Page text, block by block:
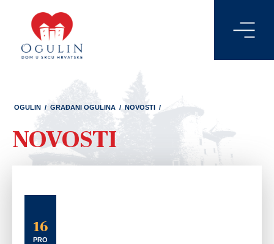
OGULIN / GRAĐANI OGULINA / NOVOSTI /
NOVOSTI
16
PRO